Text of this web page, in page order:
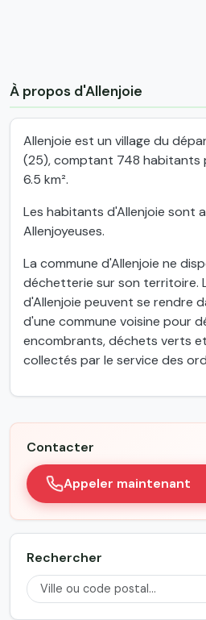
À propos d'Allenjoie
Allenjoie est un village du
(25), comptant 748 habitants
6.5 km².
Les habitants d'Allenjoie sont
Allenjoyeuses.
La commune d'Allenjoie ne
déchetterie sur son territoire.
d'Allenjoie peuvent se rendre
d'une commune voisine pour
encombrants, déchets verts
collectés par le service des
Contacter
Appeler maintenant
Rechercher